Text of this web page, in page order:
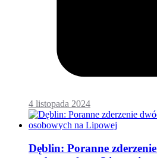
4 listopada 2024
Dęblin: Poranne